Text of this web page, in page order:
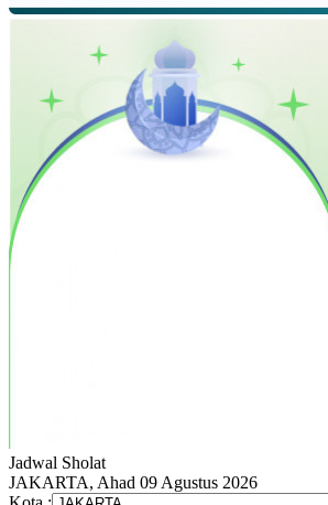
Jadwal Sholat
JAKARTA, Ahad 09 Agustus 2026